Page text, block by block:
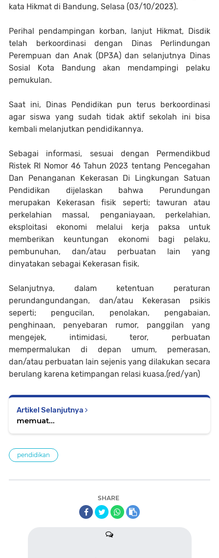
kata Hikmat di Bandung, Selasa (03/10/2023).
Perihal pendampingan korban, lanjut Hikmat, Disdik
telah berkoordinasi dengan Dinas Perlindungan
Perempuan dan Anak (DP3A) dan selanjutnya Dinas
Sosial Kota Bandung akan mendampingi pelaku
pemukulan.
Saat ini, Dinas Pendidikan pun terus berkoordinasi
agar siswa yang sudah tidak aktif sekolah ini bisa
kembali melanjutkan pendidikannya.
Sebagai informasi, sesuai dengan Permendikbud
Ristek RI Nomor 46 Tahun 2023 tentang Pencegahan
Dan Penanganan Kekerasan Di Lingkungan Satuan
Pendidikan dijelaskan bahwa Perundungan
merupakan Kekerasan fisik seperti; tawuran atau
perkelahian massal, penganiayaan, perkelahian,
eksploitasi ekonomi melalui kerja paksa untuk
memberikan keuntungan ekonomi bagi pelaku,
pembunuhan, dan/atau perbuatan lain yang
dinyatakan sebagai Kekerasan fisik.
Selanjutnya, dalam ketentuan peraturan
perundangundangan, dan/atau Kekerasan psikis
seperti; pengucilan, penolakan, pengabaian,
penghinaan, penyebaran rumor, panggilan yang
mengejek, intimidasi, teror, perbuatan
mempermalukan di depan umum, pemerasan,
dan/atau perbuatan lain sejenis yang dilakukan secara
berulang karena ketimpangan relasi kuasa.(red/yan)
Artikel Selanjutnya
memuat...
pendidikan
SHARE